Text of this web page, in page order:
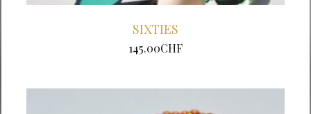
SIXTIES
145.00CHF